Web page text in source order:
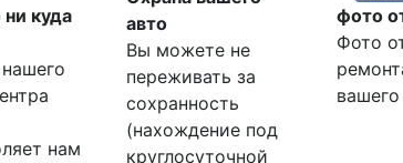
куда
нам
авто
Вы можете не
переживать за
сохранность
(нахождение под
круглосуточной
фото
Фото